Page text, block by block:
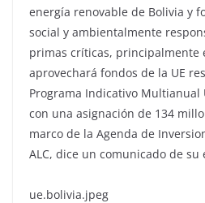
energía renovable de Bolivia y
social y ambientalmente
primas críticas, principalmente
aprovechará fondos de la UE
Programa Indicativo Multianual
con una asignación de 134
marco de la Agenda de
ALC, dice un comunicado de su
ue.bolivia.jpeg